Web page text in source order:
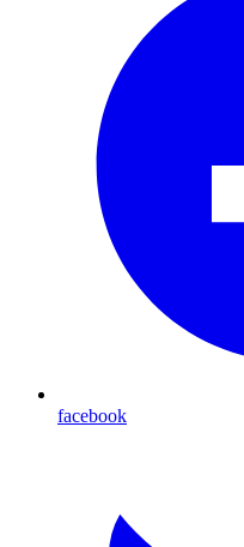
facebook